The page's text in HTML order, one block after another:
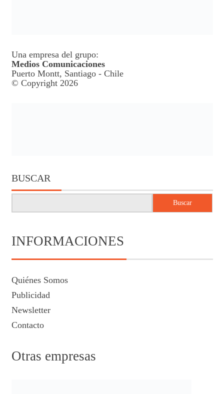
Una empresa del grupo:
Medios Comunicaciones
Puerto Montt, Santiago - Chile
© Copyright 2026
BUSCAR
Buscar
INFORMACIONES
Quiénes Somos
Publicidad
Newsletter
Contacto
Otras empresas